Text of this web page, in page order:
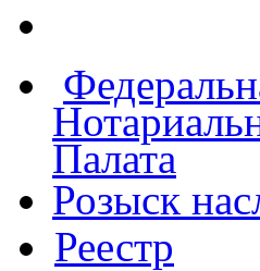
Палата
Розыск
Реестр